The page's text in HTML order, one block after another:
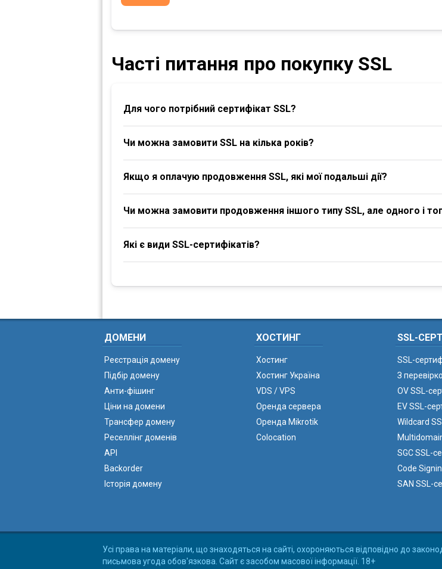
Часті питання про покупку SSL
Для чого потрібний сертифікат SSL?
Чи можна замовити SSL на кілька років?
Якщо я оплачую продовження SSL, які мої подальші дії?
Чи можна замовити продовження іншого типу SSL, але одного і
Які є види SSL-сертифікатів?
ДОМЕНИ
Реєстрація домену
Підбір домену
Анти-фішинг
Ціни на домени
Трансфер домену
Реселлінг доменів
API
Backorder
Історія домену
ХОСТИНГ
Хостинг
Хостинг Україна
VDS / VPS
Оренда сервера
Оренда Mikrotik
Colocation
SSL-
SSL-
З
OV SSL-
EV SSL-
Wildcard
SGC SSL-
Code
SAN SSL-
Усі права на матеріали, що знаходяться на сайті, охороняються відповідно до
письмова угода обов'язкова. Сайт є засобом масової інформації. 18+